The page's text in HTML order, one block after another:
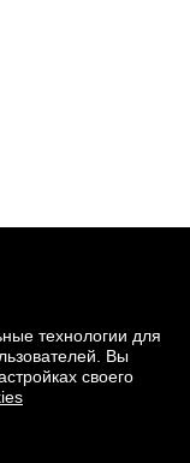
РФ
технологии для
Вы
своего